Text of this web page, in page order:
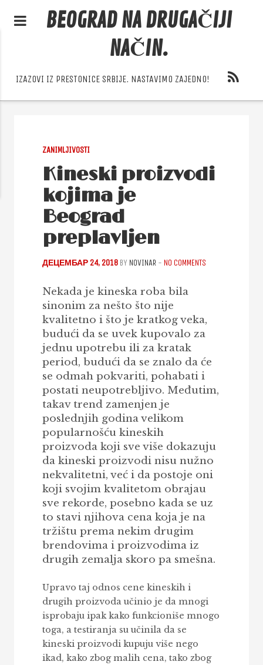
BEOGRAD NA DRUGAČIJI
NAČIN.
IZAZOVI IZ PRESTONICE SRBIJE. NASTAVIMO ZAJEDNO!
ZANIMLJIVOSTI
Kineski proizvodi
kojima je
Beograd
preplavljen
ДЕЦЕМБАР 24, 2018 BY NOVINAR - NO COMMENTS
Nekada je kineska roba bila
sinonim za nešto što nije
kvalitetno i što je kratkog veka,
budući da se uvek kupovalo za
jednu upotrebu ili za kratak
period, budući da se znalo da će
se odmah pokvariti, pohabati i
postati neupotrebljivo. Međutim,
takav trend zamenjen je
poslednjih godina velikom
popularnošću kineskih
proizvoda koji sve više dokazuju
da kineski proizvodi nisu nužno
nekvalitetni, već i da postoje oni
koji svojim kvalitetom obrajau
sve rekorde, posebno kada se uz
to stavi njihova cena koja je na
tržištu prema nekim drugim
brendovima i proizvodima iz
drugih zemalja skoro pa smešna.
Upravo taj odnos cene kineskih i
drugih proizvoda učinio je da mnogi
isprobaju ipak kako funkcioniše mnogo
toga, a testiranja su učinila da se
kineski proizvodi kupuju više nego
ikad, kako zbog malih cena, tako zbog